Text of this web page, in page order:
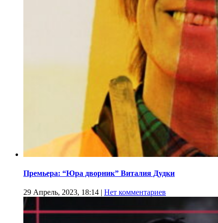
Премьера: “Юра дворник” Виталия Дудки
29 Апрель, 2023, 18:14 | Нет комментариев